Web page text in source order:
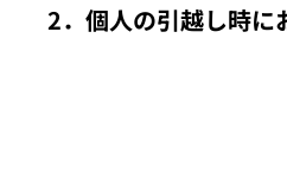
2．個人の引越し時に